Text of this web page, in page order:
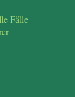
Fälle